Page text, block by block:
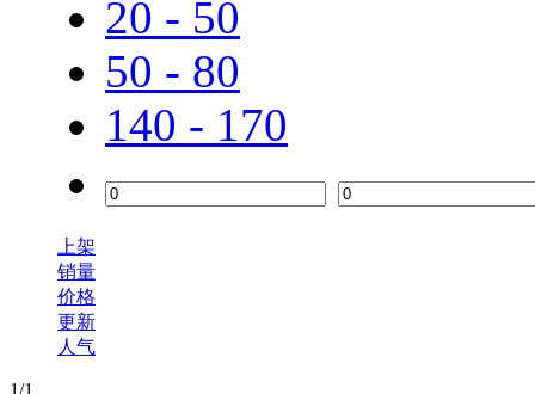
20 - 50
50 - 80
140 - 170
上架
销量
价格
更新
人气
1/1